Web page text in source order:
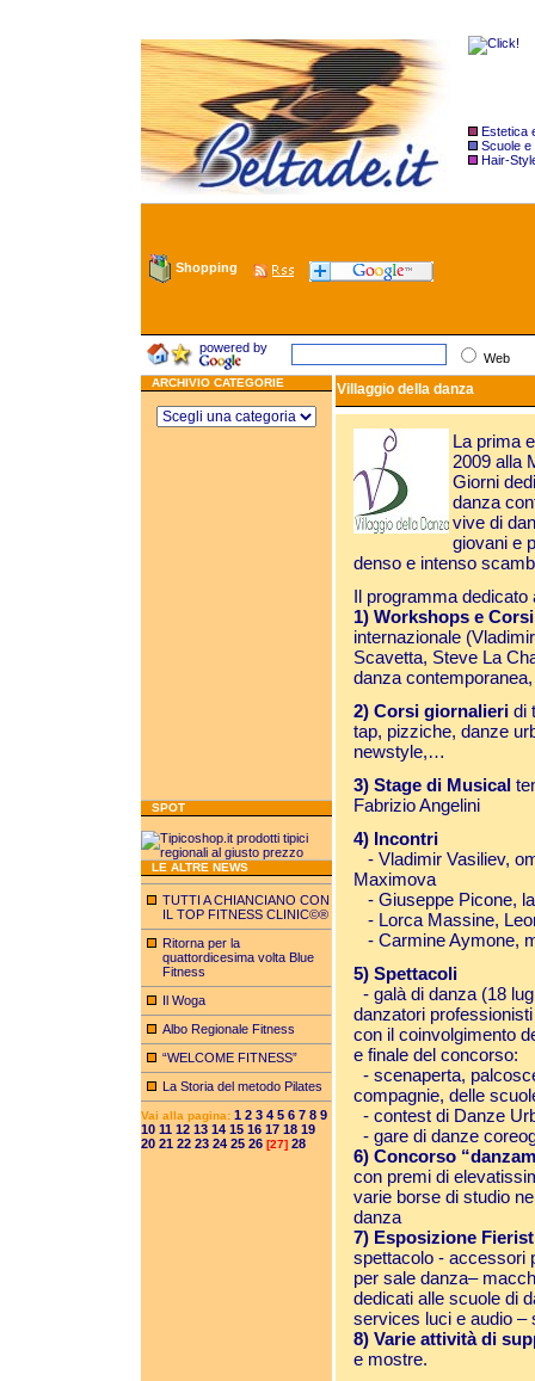
Estetica
Scuole e
Hair-
Shopping
powered by
Web
ARCHIVIO CATEGORIE
SPOT
LE ALTRE NEWS
TUTTI A CHIANCIANO CON
IL TOP FITNESS CLINIC©®
Ritorna per la
quattordicesima volta Blue
Fitness
Il Woga
Albo Regionale Fitness
“WELCOME FITNESS”
La Storia del metodo Pilates
Vai alla pagina: 1 2 3 4 5 6 7 8 9
10 11 12 13 14 15 16 17 18 19
20 21 22 23 24 25 26 [27] 28
Villaggio della danza
La prima
2009 alla
Giorni
danza
vive di
giovani e
denso e intenso
Il programma dedicato
1) Workshops e Corsi
internazionale
Scavetta, Steve La
danza
2) Corsi giornalieri di
tap, pizziche, danze
newstyle,…
3) Stage di Musical
Fabrizio Angelini
4) Incontri
- Vladimir Vasiliev,
Maximova
- Giuseppe Picone,
- Lorca Massine,
- Carmine Aymone,
5) Spettacoli
- galà di danza (18
danzatori
con il coinvolgimento
e finale del concorso:
- scenaperta,
compagnie, delle
- contest di Danze
- gare di danze
6) Concorso
con premi di
varie borse di studio
danza
7) Esposizione
spettacolo - accessori
per sale danza–
dedicati alle scuole di
services luci e audio –
8) Varie attività di
e mostre.